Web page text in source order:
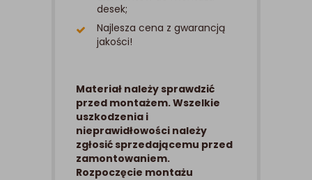
desek;
Najlesza cena z gwarancją
jakości!
Materiał należy sprawdzić
przed montażem. Wszelkie
uszkodzenia i
nieprawidłowości należy
zgłosić sprzedającemu przed
zamontowaniem.
Rozpoczęcie montażu